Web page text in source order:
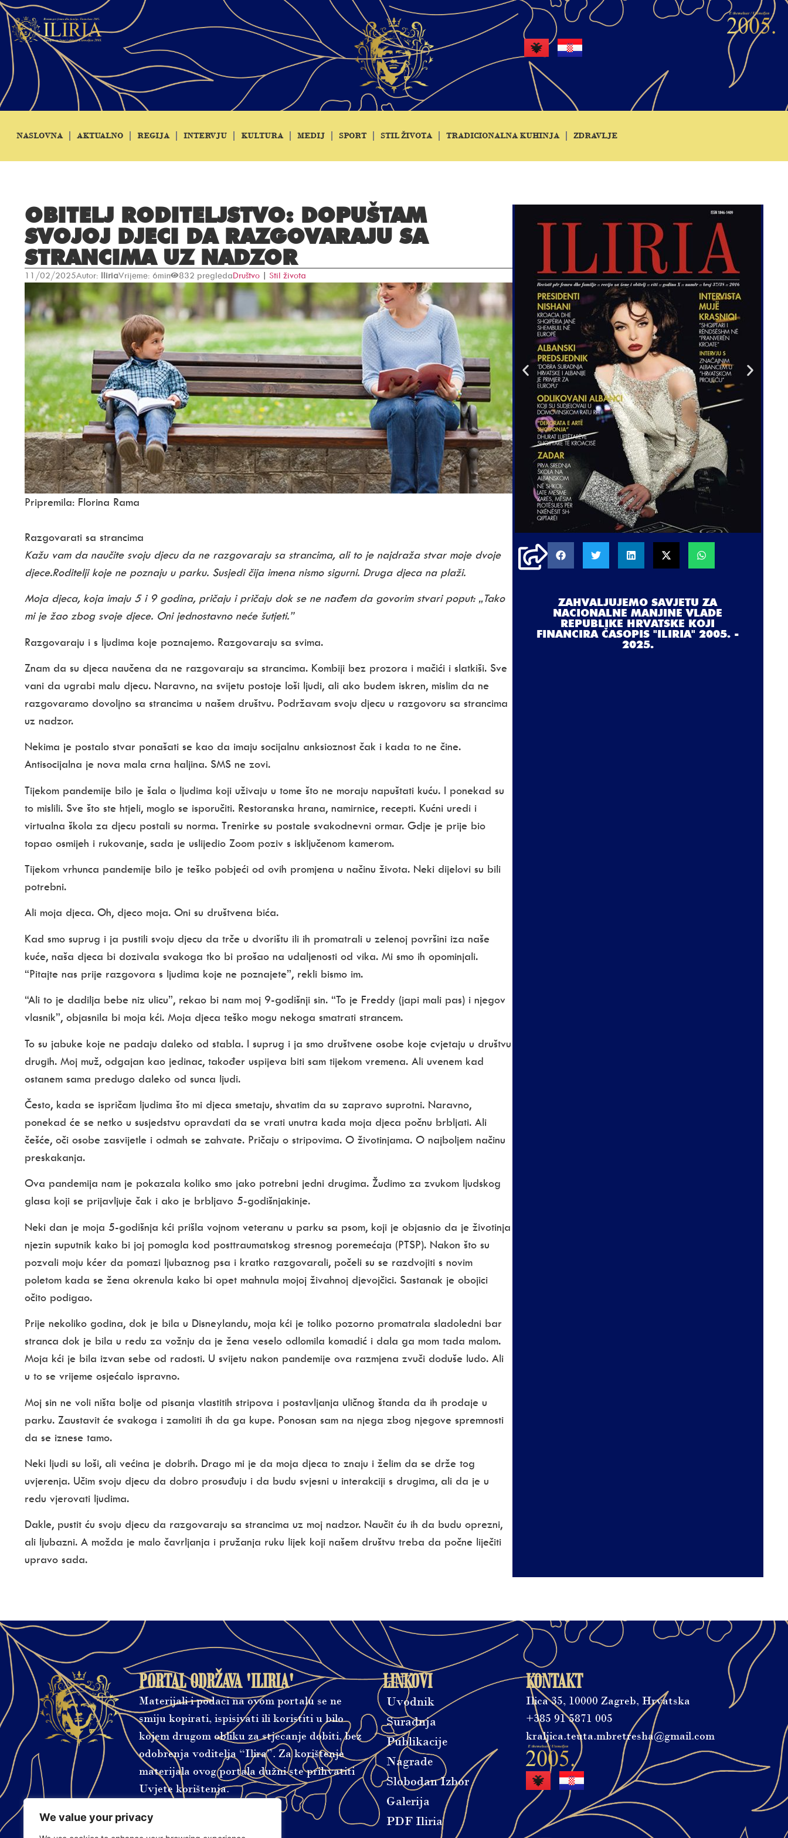
We value your privacy
NASLOVNA AKTUALNO REGIJA INTERVJU KULTURA MEDIJ SPORT STIL ŽIVOTA TRADICIONALNA KUHINJA ZDRAVLJE
OBITELJ RODITELJSTVO: DOPUŠTAM
SVOJOJ DJECI DA RAZGOVARAJU SA
STRANCIMA UZ NADZOR
11/02/2025Autor: IliriaVrijeme: 6min 832 pregledaDruštvo | Stil života
Pripremila: Florina Rama
Razgovarati sa strancima
Kažu vam da naučite svoju djecu da ne razgovaraju sa strancima, ali to je najdraža stvar moje dvoje
djece.Roditelji koje ne poznaju u parku. Susjedi čija imena nismo sigurni. Druga djeca na plaži.
Moja djeca, koja imaju 5 i 9 godina, pričaju i pričaju dok se ne nađem da govorim stvari poput: „Tako
mi je žao zbog svoje djece. Oni jednostavno neće šutjeti.”
Razgovaraju i s ljudima koje poznajemo. Razgovaraju sa svima.
Znam da su djeca naučena da ne razgovaraju sa strancima. Kombiji bez prozora i mačići i slatkiši. Sve
vani da ugrabi malu djecu. Naravno, na svijetu postoje loši ljudi, ali ako budem iskren, mislim da ne
razgovaramo dovoljno sa strancima u našem društvu. Podržavam svoju djecu u razgovoru sa strancima
uz nadzor.
Nekima je postalo stvar ponašati se kao da imaju socijalnu anksioznost čak i kada to ne čine.
Antisocijalna je nova mala crna haljina. SMS ne zovi.
Tijekom pandemije bilo je šala o ljudima koji uživaju u tome što ne moraju napuštati kuću. I ponekad su
to mislili. Sve što ste htjeli, moglo se isporučiti. Restoranska hrana, namirnice, recepti. Kućni uredi i
virtualna škola za djecu postali su norma. Trenirke su postale svakodnevni ormar. Gdje je prije bio
topao osmijeh i rukovanje, sada je uslijedio Zoom poziv s isključenom kamerom.
Tijekom vrhunca pandemije bilo je teško pobjeći od ovih promjena u načinu života. Neki dijelovi su bili
potrebni.
Ali moja djeca. Oh, djeco moja. Oni su društvena bića.
Kad smo suprug i ja pustili svoju djecu da trče u dvorištu ili ih promatrali u zelenoj površini iza naše
kuće, naša djeca bi dozivala svakoga tko bi prošao na udaljenosti od vika. Mi smo ih opominjali.
“Pitajte nas prije razgovora s ljudima koje ne poznajete”, rekli bismo im.
“Ali to je dadilja bebe niz ulicu”, rekao bi nam moj 9-godišnji sin. “To je Freddy (japi mali pas) i njegov
vlasnik”, objasnila bi moja kći. Moja djeca teško mogu nekoga smatrati strancem.
To su jabuke koje ne padaju daleko od stabla. I suprug i ja smo društvene osobe koje cvjetaju u društvu
drugih. Moj muž, odgajan kao jedinac, također uspijeva biti sam tijekom vremena. Ali uvenem kad
ostanem sama predugo daleko od sunca ljudi.
Često, kada se ispričam ljudima što mi djeca smetaju, shvatim da su zapravo suprotni. Naravno,
ponekad će se netko u susjedstvu opravdati da se vrati unutra kada moja djeca počnu brbljati. Ali
češće, oči osobe zasvijetle i odmah se zahvate. Pričaju o stripovima. O životinjama. O najboljem načinu
preskakanja.
Ova pandemija nam je pokazala koliko smo jako potrebni jedni drugima. Žudimo za zvukom ljudskog
glasa koji se prijavljuje čak i ako je brbljavo 5-godišnjakinje.
Neki dan je moja 5-godišnja kći prišla vojnom veteranu u parku sa psom, koji je objasnio da je životinja
njezin suputnik kako bi joj pomogla kod posttraumatskog stresnog poremećaja (PTSP). Nakon što su
pozvali moju kćer da pomazi ljubaznog psa i kratko razgovarali, počeli su se razdvojiti s novim
poletom kada se žena okrenula kako bi opet mahnula mojoj živahnoj djevojčici. Sastanak je obojici
očito podigao.
Prije nekoliko godina, dok je bila u Disneylandu, moja kći je toliko pozorno promatrala sladoledni bar
stranca dok je bila u redu za vožnju da je žena veselo odlomila komadić i dala ga mom tada malom.
Moja kći je bila izvan sebe od radosti. U svijetu nakon pandemije ova razmjena zvuči doduše ludo. Ali
u to se vrijeme osjećalo ispravno.
Moj sin ne voli ništa bolje od pisanja vlastitih stripova i postavljanja uličnog štanda da ih prodaje u
parku. Zaustavit će svakoga i zamoliti ih da ga kupe. Ponosan sam na njega zbog njegove spremnosti
da se iznese tamo.
Neki ljudi su loši, ali većina je dobrih. Drago mi je da moja djeca to znaju i želim da se drže tog
uvjerenja. Učim svoju djecu da dobro prosuđuju i da budu svjesni u interakciji s drugima, ali da je u
redu vjerovati ljudima.
Dakle, pustit ću svoju djecu da razgovaraju sa strancima uz moj nadzor. Naučit ću ih da budu oprezni,
ali ljubazni. A možda je malo čavrljanja i pružanja ruku lijek koji našem društvu treba da počne liječiti
upravo sada.
ZAHVALJUJEMO SAVJETU ZA
NACIONALNE MANJINE VLADE
REPUBLIKE HRVATSKE KOJI
FINANCIRA ČASOPIS "ILIRIA" 2005. -
2025.
PORTAL ODRŽAVA 'ILIRIA'
Materijali i podaci na ovom portalu se ne
smiju kopirati, ispisivati ​​ili koristiti u bilo
kojem drugom obliku za stjecanje dobiti, bez
odobrenja voditelja “Ilira”. Za korištenje
materijala ovog portala dužni ste prihvatiti
Uvjete korištenja.
LINKOVI
Uvodnik
Suradnja
Publikacije
Nagrade
Slobodan Izbor
Galerija
PDF Iliria
KONTAKT
Ilica 35, 10000 Zagreb, Hrvatska
+385 91 5871 005
kraljica.teuta.mbretresha@gmail.com